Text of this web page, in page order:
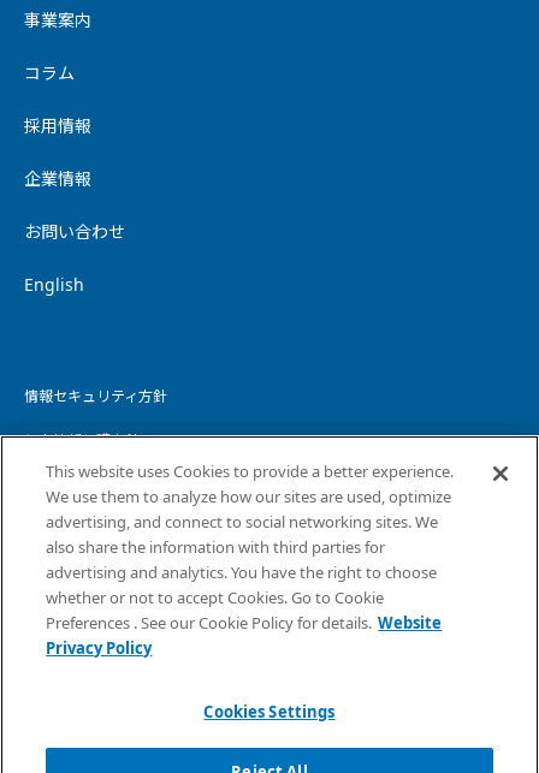
事業案内
コラム
採用情報
企業情報
お問い合わせ
English
情報セキュリティ方針
個人情報保護方針
ウェブサイトプライバシーポリシー
コピーライト・免責事項
サイトマップ
This website uses Cookies to provide a better experience.
We use them to analyze how our sites are used, optimize
advertising, and connect to social networking sites. We
also share the information with third parties for
advertising and analytics. You have the right to choose
whether or not to accept Cookies. Go to Cookie
Preferences . See our Cookie Policy for details. Website
Privacy Policy
Cookies Settings